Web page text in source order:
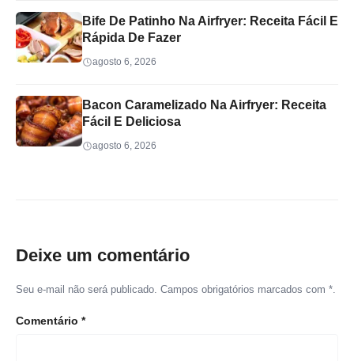
Bife De Patinho Na Airfryer: Receita Fácil E
Rápida De Fazer
agosto 6, 2026
Bacon Caramelizado Na Airfryer: Receita
Fácil E Deliciosa
agosto 6, 2026
Deixe um comentário
Seu e-mail não será publicado. Campos obrigatórios marcados com *.
Comentário *